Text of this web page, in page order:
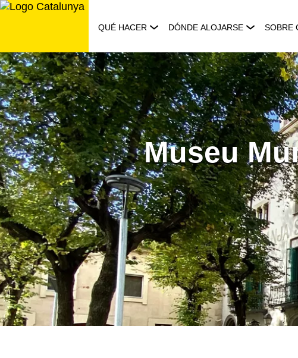
Saltar
QUÉ HACER DÓNDE ALOJARSE SOBRE
Museu